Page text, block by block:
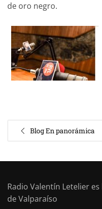
de oro negro.
Blog En panorámica
Radio Valentín Letelier
de Valparaíso